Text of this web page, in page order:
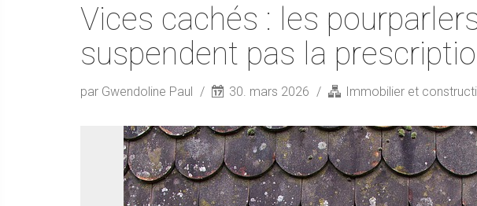
Vices cachés : les
suspendent pas la
par Gwendoline Paul 30. mars 2026 Immobilier et